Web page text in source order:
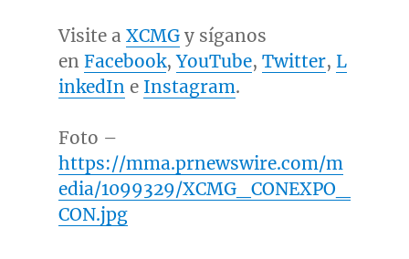
Visite a XCMGy síganos
en Facebook,YouTube, Twitter, L
inkedIne Instagram.
Foto –
https://mma.prnewswire.com/m
edia/1099329/XCMG_CONEXPO_
CON.jpg